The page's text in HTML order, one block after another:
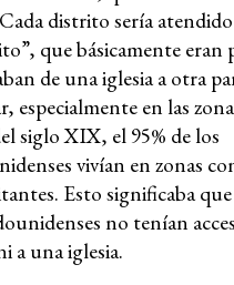
distrito sería
que básicamente eran
de una iglesia a otra
especialmente en las
siglo XIX, el 95% de los
vivían en zonas
Esto significaba
no tenían
a una iglesia.